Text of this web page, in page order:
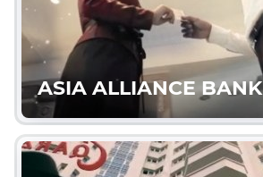
ASIA ALLIANCE BANK